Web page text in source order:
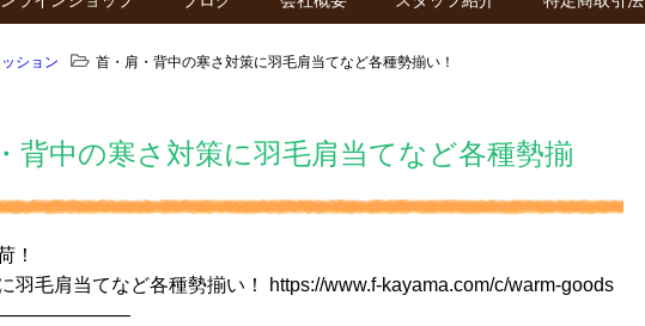
ション 首・肩・背中の寒さ対策に羽毛肩当てなど各種勢揃い！
背中の寒さ対策に羽毛肩当てなど各種勢揃
！
羽毛肩当てなど各種勢揃い！ https://www.f-kayama.com/c/warm-goods